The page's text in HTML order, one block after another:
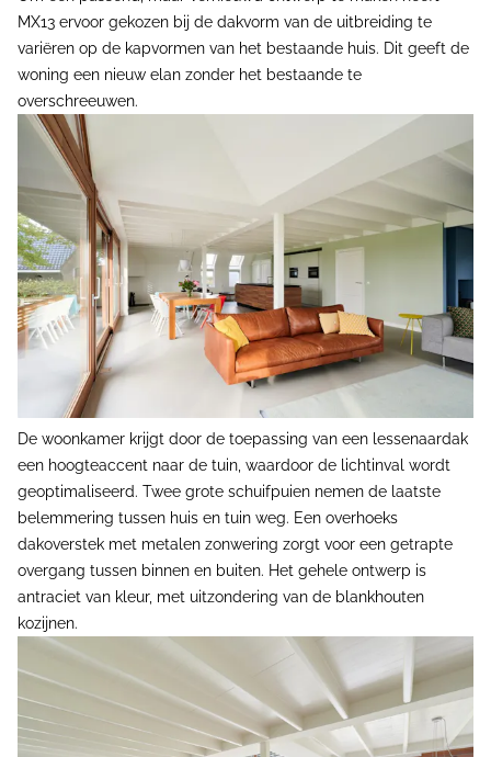
MX13 ervoor gekozen bij de dakvorm van de uitbreiding te
variëren op de kapvormen van het bestaande huis. Dit geeft de
woning een nieuw elan zonder het bestaande te
overschreeuwen.
De woonkamer krijgt door de toepassing van een lessenaardak
een hoogteaccent naar de tuin, waardoor de lichtinval wordt
geoptimaliseerd. Twee grote schuifpuien nemen de laatste
belemmering tussen huis en tuin weg. Een overhoeks
dakoverstek met metalen zonwering zorgt voor een getrapte
overgang tussen binnen en buiten. Het gehele ontwerp is
antraciet van kleur, met uitzondering van de blankhouten
kozijnen.